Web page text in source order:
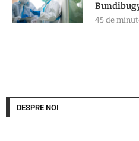
45 de
DESPRE NOI